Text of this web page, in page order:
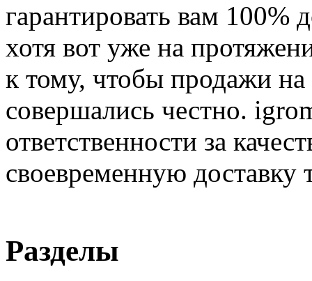
гарантировать вам 100%
хотя вот уже на
к тому, чтобы продажи
совершались честно.
ответственности за
своевременную доставку
Разделы